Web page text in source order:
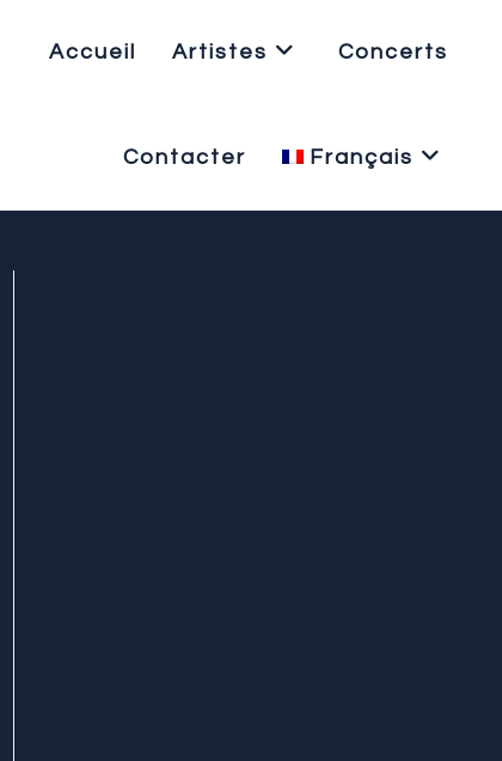
Accueil Artistes Concerts
Contacter Français